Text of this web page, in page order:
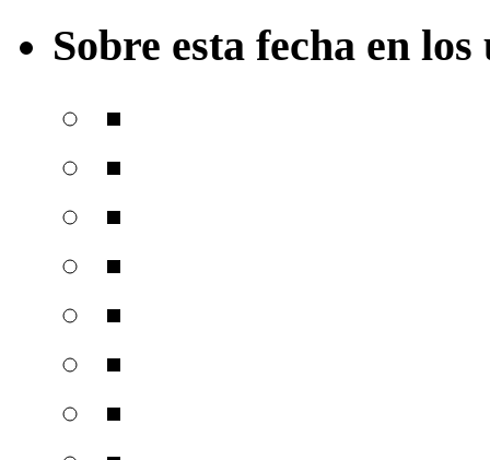
Sobre esta fecha en